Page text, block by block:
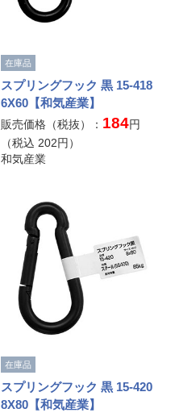
在庫品
スプリングフック 黒 15-418
6X60【和気産業】
販売価格（税抜）： 184円
（税込 202円）
和気産業
在庫品
スプリングフック 黒 15-420
8X80【和気産業】